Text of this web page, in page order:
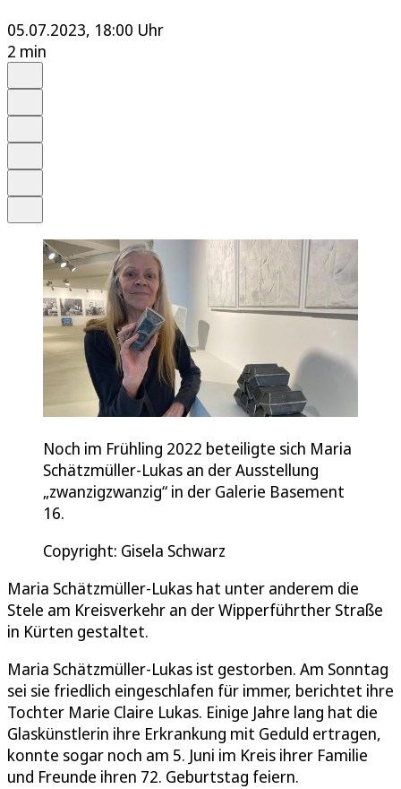
05.07.2023, 18:00 Uhr
2 min
Noch im Frühling 2022 beteiligte sich Maria
Schätzmüller-Lukas an der Ausstellung
„zwanzigzwanzig“ in der Galerie Basement
16.
Copyright: Gisela Schwarz
Maria Schätzmüller-Lukas hat unter anderem die
Stele am Kreisverkehr an der Wipperführther Straße
in Kürten gestaltet.
Maria Schätzmüller-Lukas ist gestorben. Am Sonntag
sei sie friedlich eingeschlafen für immer, berichtet ihre
Tochter Marie Claire Lukas. Einige Jahre lang hat die
Glaskünstlerin ihre Erkrankung mit Geduld ertragen,
konnte sogar noch am 5. Juni im Kreis ihrer Familie
und Freunde ihren 72. Geburtstag feiern.